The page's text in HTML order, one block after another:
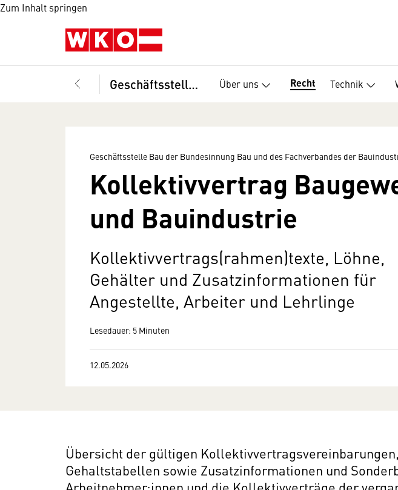
Zum Inhalt springen
Geschäftsstelle Bau der Bundesinnung Bau und des Fachverbandes der Bauindustrie Über uns Recht Technik
Geschäftsstelle Bau der Bundesinnung Bau und des Fachverbandes der
Kollektivvertrag
und Bauindustrie
Kollektivvertrags(rahmen)texte, Löhne,
Gehälter und Zusatzinformationen für
Angestellte, Arbeiter und Lehrlinge
Lesedauer: 5 Minuten
12.05.2026
Übersicht der gültigen
Gehaltstabellen sowie Zusatzinformationen und